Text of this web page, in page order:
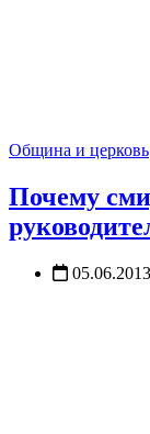
Община и церковь
Почему
05.06.2013